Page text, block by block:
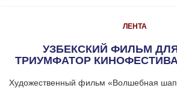
ЛЕНТА
УЗБЕКСКИЙ ФИЛЬМ
ТРИУМФАТОР
Художественный фильм «Волшебная